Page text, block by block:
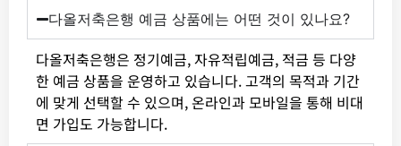
다올저축은행 예금 상품에는 어떤 것이 있나요?
다올저축은행은 정기예금, 자유적립예금, 적금 등 다양
한 예금 상품을 운영하고 있습니다. 고객의 목적과 기간
에 맞게 선택할 수 있으며, 온라인과 모바일을 통해 비대
면 가입도 가능합니다.